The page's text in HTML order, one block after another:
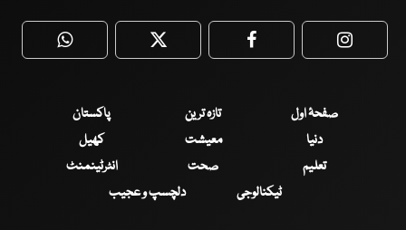
WhatsApp Twitter Facebook
صفحۂ اول تازہ ترین
پاکستان
دنیا
معیشت
کھیل
تعلیم
صحت
انٹرٹینمنٹ
ٹیکنالوجی
دلچسپ و عجیب